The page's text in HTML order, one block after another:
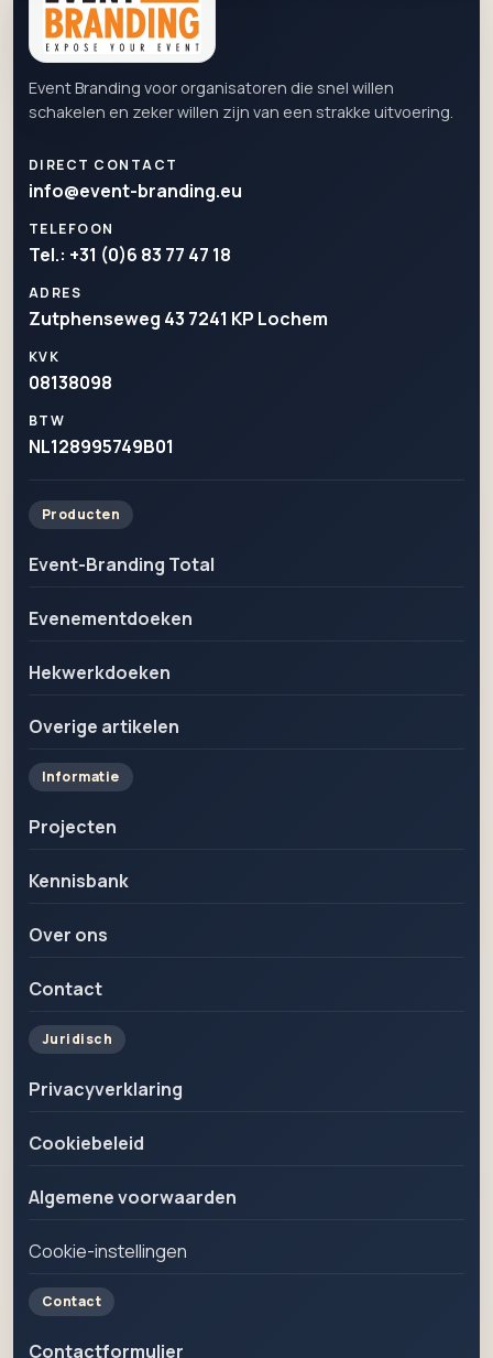
Event Branding voor organisatoren die snel willen
schakelen en zeker willen zijn van een strakke uitvoering.
DIRECT CONTACT
info@event-branding.eu
TELEFOON
Tel.: +31 (0)6 83 77 47 18
ADRES
Zutphenseweg 43 7241 KP Lochem
KVK
08138098
BTW
NL128995749B01
Producten
Event-Branding Total
Evenementdoeken
Hekwerkdoeken
Overige artikelen
Informatie
Projecten
Kennisbank
Over ons
Contact
Juridisch
Privacyverklaring
Cookiebeleid
Algemene voorwaarden
Cookie-instellingen
Contact
Contactformulier